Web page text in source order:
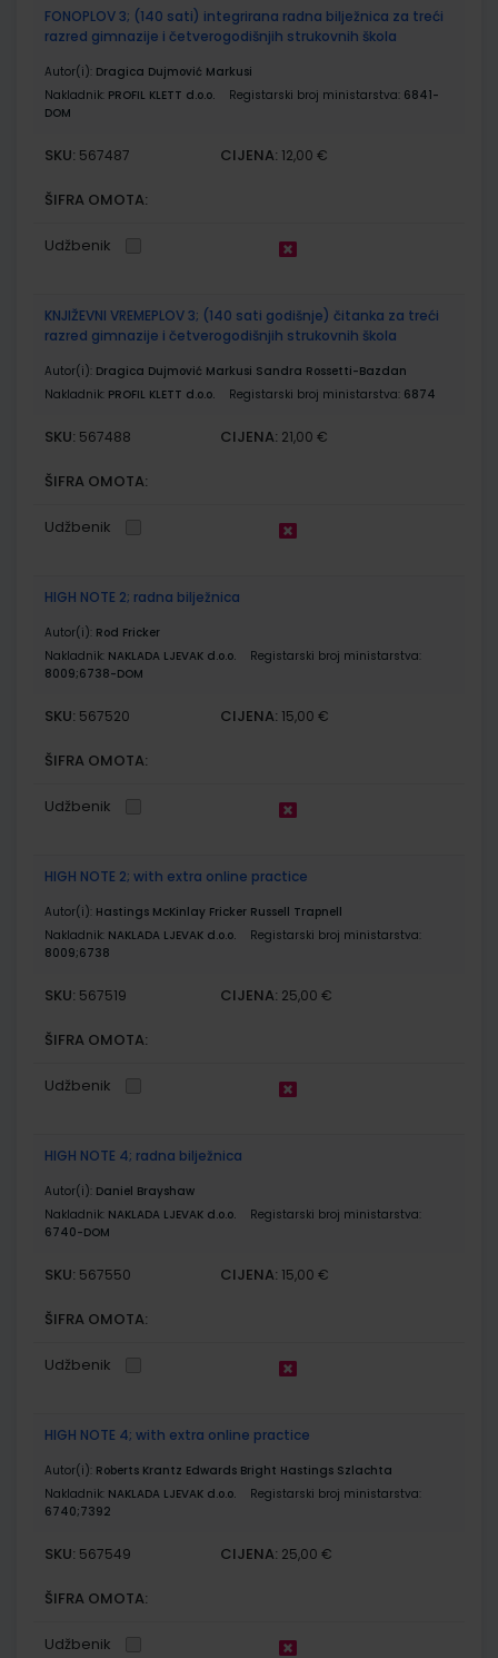
FONOPLOV 3; (140 sati) integrirana radna bilježnica za treći
razred gimnazije i četverogodišnjih strukovnih škola
Autor(i): Dragica Dujmović Markusi
Nakladnik: PROFIL KLETT d.o.o. Registarski broj ministarstva: 6841-
DOM
SKU: 567487 CIJENA: 12,00 €
ŠIFRA OMOTA:
Udžbenik
KNJIŽEVNI VREMEPLOV 3; (140 sati godišnje) čitanka za treći
razred gimnazije i četverogodišnjih strukovnih škola
Autor(i): Dragica Dujmović Markusi Sandra Rossetti-Bazdan
Nakladnik: PROFIL KLETT d.o.o. Registarski broj ministarstva: 6874
SKU: 567488 CIJENA: 21,00 €
ŠIFRA OMOTA:
Udžbenik
HIGH NOTE 2; radna bilježnica
Autor(i): Rod Fricker
Nakladnik: NAKLADA LJEVAK d.o.o.
Registarski broj ministarstva:
8009;6738-DOM
SKU: 567520 CIJENA: 15,00 €
ŠIFRA OMOTA:
Udžbenik
HIGH NOTE 2; with extra online practice
Autor(i): Hastings McKinlay Fricker Russell Trapnell
Nakladnik: NAKLADA LJEVAK d.o.o.
Registarski broj ministarstva:
8009;6738
SKU: 567519 CIJENA: 25,00 €
ŠIFRA OMOTA:
Udžbenik
HIGH NOTE 4; radna bilježnica
Autor(i): Daniel Brayshaw
Nakladnik: NAKLADA LJEVAK d.o.o.
Registarski broj ministarstva:
6740-DOM
SKU: 567550 CIJENA: 15,00 €
ŠIFRA OMOTA:
Udžbenik
HIGH NOTE 4; with extra online practice
Autor(i): Roberts Krantz Edwards Bright Hastings Szlachta
Nakladnik: NAKLADA LJEVAK d.o.o.
Registarski broj ministarstva:
6740;7392
SKU: 567549 CIJENA: 25,00 €
ŠIFRA OMOTA:
Udžbenik